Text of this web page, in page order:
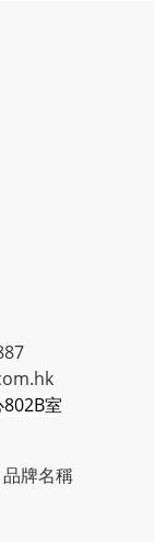
室
牌名稱